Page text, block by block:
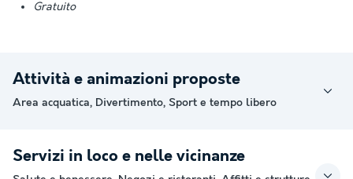
Gratuito
Attività e animazioni proposte
Area acquatica, Divertimento, Sport e tempo libero
Servizi in loco e nelle vicinanze